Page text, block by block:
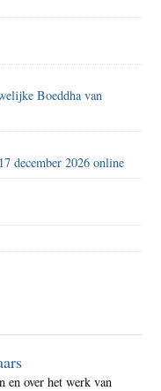
Boeddha van
december 2026 online
en over het werk van